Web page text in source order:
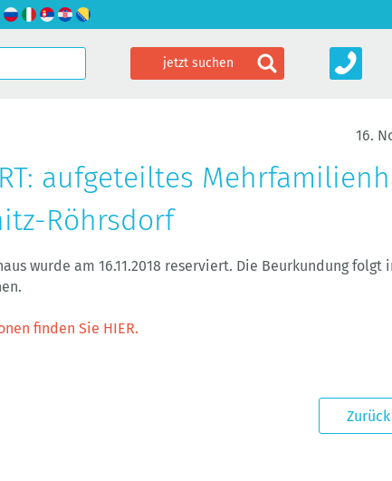
16.
aufgeteiltes
Röhrsdorf
wurde am 16.11.2018 reserviert. Die Beurkundung folgt
finden Sie HIER.
Zurück